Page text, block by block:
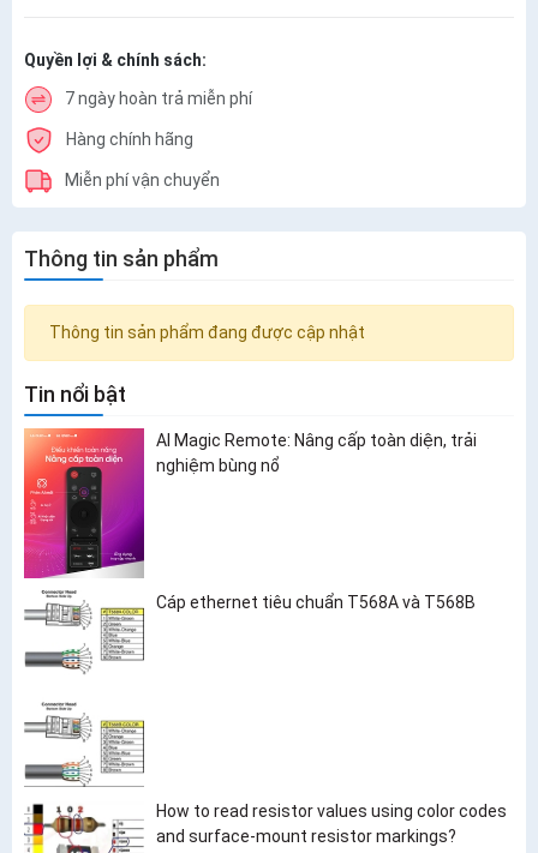
Quyền lợi & chính sách:
7 ngày hoàn trả miễn phí
Hàng chính hãng
Miễn phí vận chuyển
Thông tin sản phẩm
Thông tin sản phẩm đang được cập nhật
Tin nổi bật
AI Magic Remote: Nâng cấp toàn diện, trải
nghiệm bùng nổ
Cáp ethernet tiêu chuẩn T568A và T568B
How to read resistor values using color codes
and surface-mount resistor markings?